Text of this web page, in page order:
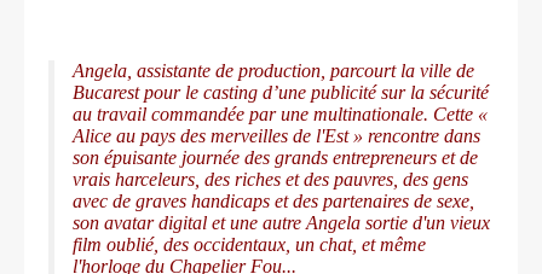
Angela, assistante de production, parcourt la ville de
Bucarest pour le casting d’une publicité sur la sécurité
au travail commandée par une multinationale. Cette «
Alice au pays des merveilles de l'Est » rencontre dans
son épuisante journée des grands entrepreneurs et de
vrais harceleurs, des riches et des pauvres, des gens
avec de graves handicaps et des partenaires de sexe,
son avatar digital et une autre Angela sortie d'un vieux
film oublié, des occidentaux, un chat, et même
l'horloge du Chapelier Fou...